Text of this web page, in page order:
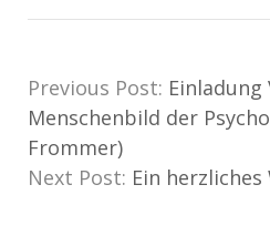
Previous Post: Einladung
Menschenbild der
Frommer)
Next Post: Ein